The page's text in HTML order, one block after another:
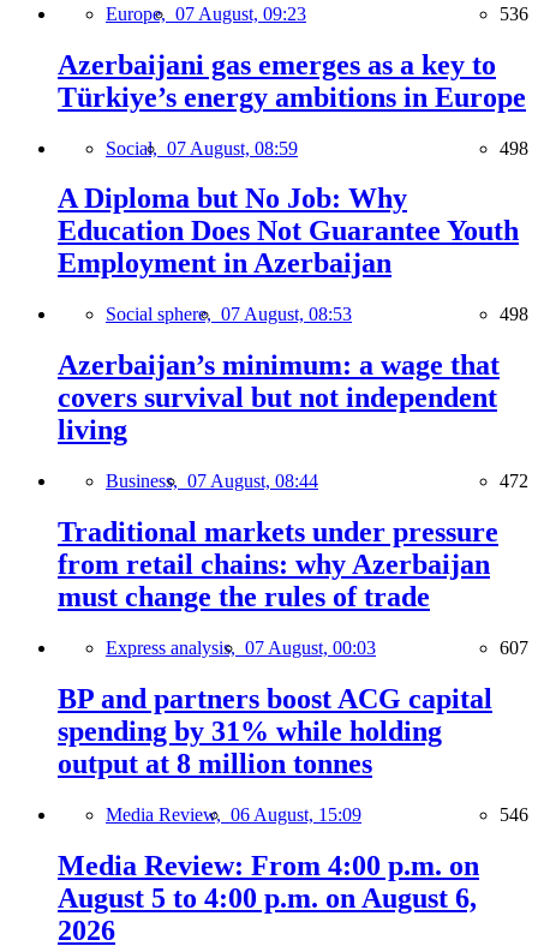
Europe, 07 August, 09:23 536
Azerbaijani gas emerges as a key to
Türkiye’s energy ambitions in Europe
Social, 07 August, 08:59 498
A Diploma but No Job: Why
Education Does Not Guarantee Youth
Employment in Azerbaijan
Social sphere, 07 August, 08:53 498
Azerbaijan’s minimum: a wage that
covers survival but not independent
living
Business, 07 August, 08:44 472
Traditional markets under pressure
from retail chains: why Azerbaijan
must change the rules of trade
Express analysis, 07 August, 00:03 607
BP and partners boost ACG capital
spending by 31% while holding
output at 8 million tonnes
Media Review, 06 August, 15:09 546
Media Review: From 4:00 p.m. on
August 5 to 4:00 p.m. on August 6,
2026